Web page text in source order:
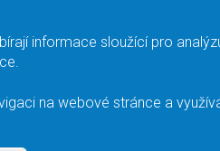
informace sloužící pro
na webové stránce a